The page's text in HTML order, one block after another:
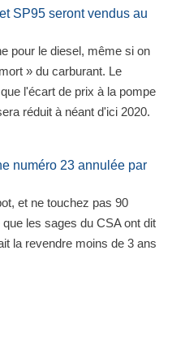
SP95 seront vendus au
pour le diesel, même si on
» du carburant. Le
l'écart de prix à la pompe
réduit à néant d'ici 2020.
numéro 23 annulée par
et ne touchez pas 90
les sages du CSA ont dit
la revendre moins de 3 ans